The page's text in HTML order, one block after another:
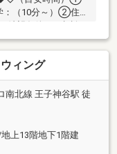
：（10分～）②住宅
希望条件のご相談：
況をお聞かせくださ
たい！◆毎月支払う
丈夫かな。。◆歳を
場所がいい！◆購入
か色々心配。。期待
思います。お客様
ので、なにか1つ
っています。是非
ィング
南北線 王子神谷駅 徒
上13階地下1階建